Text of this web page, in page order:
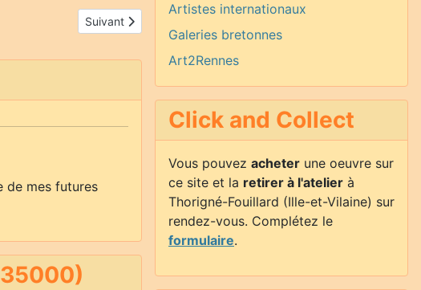
Article suivant : Jean-Pierre Blandel
Suivant
de mes futures
35000)
Artistes internationaux
Galeries bretonnes
Art2Rennes
Click and Collect
Vous pouvez acheter une oeuvre sur
ce site et la retirer à l'atelier à
Thorigné-Fouillard (Ille-et-Vilaine) sur
rendez-vous. Complétez le
formulaire.